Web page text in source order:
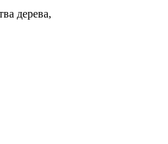
дерева,